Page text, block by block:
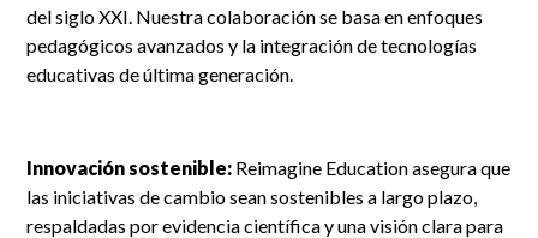
del siglo XXI. Nuestra colaboración se basa en enfoques
pedagógicos avanzados y la integración de tecnologías
educativas de última generación.
Innovación sostenible: Reimagine Education asegura que
las iniciativas de cambio sean sostenibles a largo plazo,
respaldadas por evidencia científica y una visión clara para